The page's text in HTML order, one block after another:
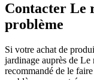
Contacter Le
problème
Si votre achat de
jardinage auprès de Le
recommandé de le